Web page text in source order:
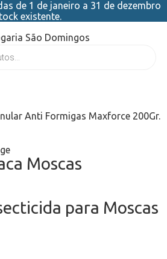
de 1 de janeiro a 31 de dezembro
existente.
Anti Formigas Maxforce 200Gr.
Moscas
para Moscas